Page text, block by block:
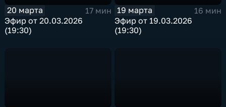
20 марта
17 мин
Эфир от 20.03.2026
(19:30)
19 марта
16 мин
Эфир от 19.03.2026
(19:30)